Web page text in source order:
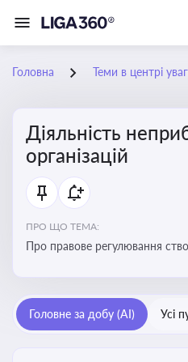
Головна Теми в центрі
Діяльність
організацій
ПРО ЩО ТЕМА:
Про правове регулювання створення, функціонування
Головне за добу (AI) Усі